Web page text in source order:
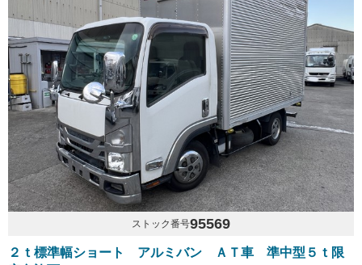
ストック番号95569
２ｔ標準幅ショート アルミバン ＡＴ車 準中型５ｔ限